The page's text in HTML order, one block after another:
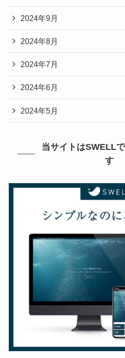
2024年9月
2024年8月
2024年7月
2024年6月
2024年5月
当サイトはSWELL
す